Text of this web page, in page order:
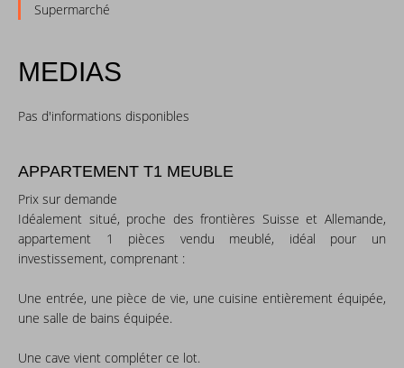
Supermarché
MEDIAS
Pas d'informations disponibles
APPARTEMENT T1 MEUBLE
Prix sur demande
Idéalement situé, proche des frontières Suisse et Allemande,
appartement 1 pièces vendu meublé, idéal pour un
investissement, comprenant :
Une entrée, une pièce de vie, une cuisine entièrement équipée,
une salle de bains équipée.
Une cave vient compléter ce lot.